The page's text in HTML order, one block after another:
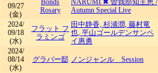
09/27
(金)
Bonds
Rosary
NARUMI ✖ 曽我部知主恵 /
Autumn Special Live
2024/
09/18
(水)
フラット フ
ラミンゴ
田中静香, 杉浦潤, 藤村竜
也, 平山ゴールデンサンペ
イ惠勇
2024/
08/14
(水)
グラバー邸 ノンジャンル Session